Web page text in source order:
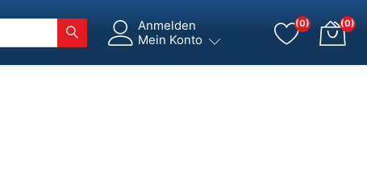
Anmelden
Mein Konto
(0) (0)